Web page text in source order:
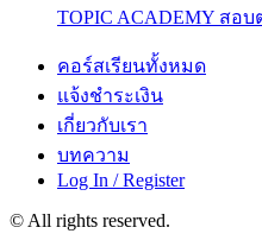
TOPIC ACADEMY สอ
คอร์สเรียนทั้งหมด
แจ้งชำระเงิน
เกี่ยวกับเรา
บทความ
Log In / Register
© All rights reserved.